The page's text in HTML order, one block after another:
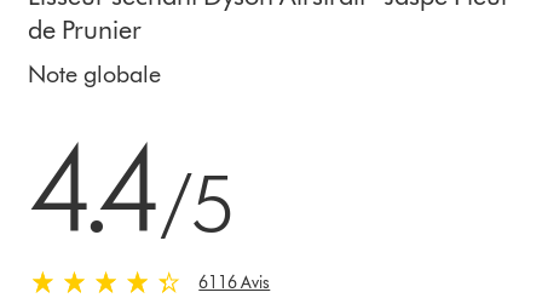
de Prunier
Note globale
4.4/5
6116 Avis